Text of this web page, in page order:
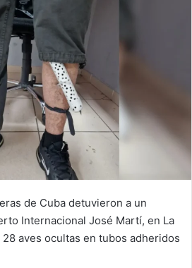
de Cuba detuvieron a un
Internacional José Martí, en La
aves ocultas en tubos adheridos